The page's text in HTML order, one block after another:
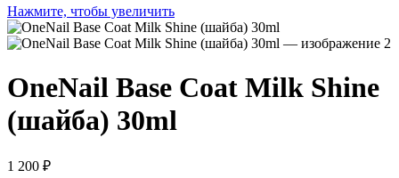
Нажмите, чтобы увеличить
OneNail Base Coat Milk Shine
(шайба) 30ml
1 200 ₽